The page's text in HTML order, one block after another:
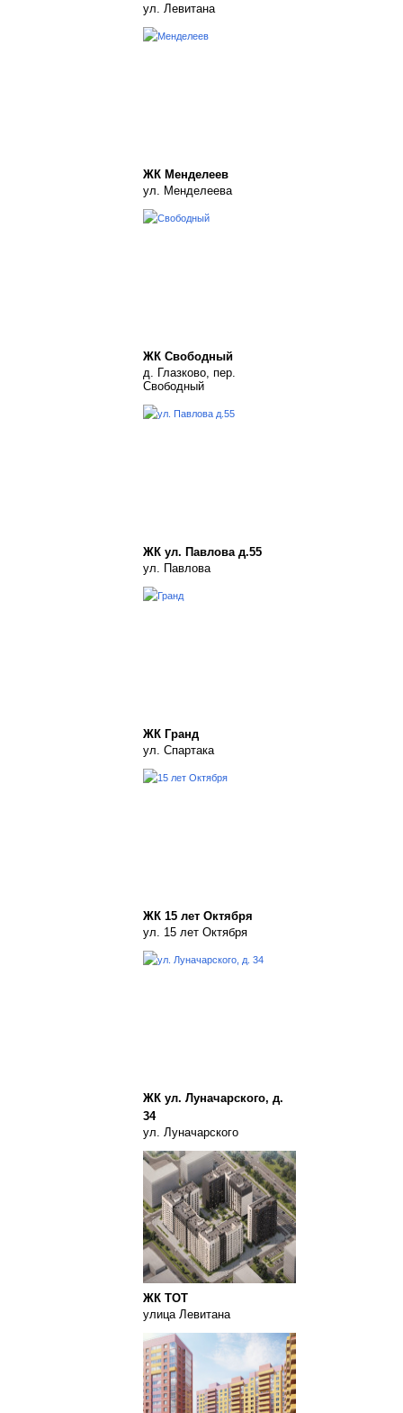
ул. Левитана
ЖК Менделеев
ул. Менделеева
ЖК Свободный
д. Глазково, пер.
Свободный
ЖК ул. Павлова д.55
ул. Павлова
ЖК Гранд
ул. Спартака
ЖК 15 лет Октября
ул. 15 лет Октября
ЖК ул. Луначарского, д.
34
ул. Луначарского
ЖК ТОТ
улица Левитана